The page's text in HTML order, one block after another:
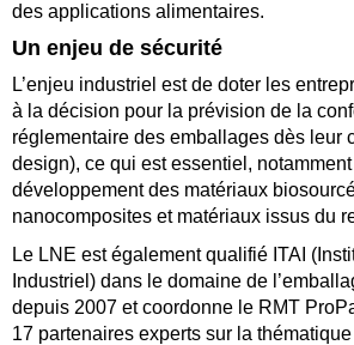
des applications alimentaires.
Un enjeu de sécurité
L’enjeu industriel est de doter les
à la décision pour la prévision de la
réglementaire des emballages dès leur
design), ce qui est essentiel,
développement des matériaux
nanocomposites et matériaux issus du
Le LNE est également qualifié ITAI
Industriel) dans le domaine de
depuis 2007 et coordonne le RMT
17 partenaires experts sur la thématique